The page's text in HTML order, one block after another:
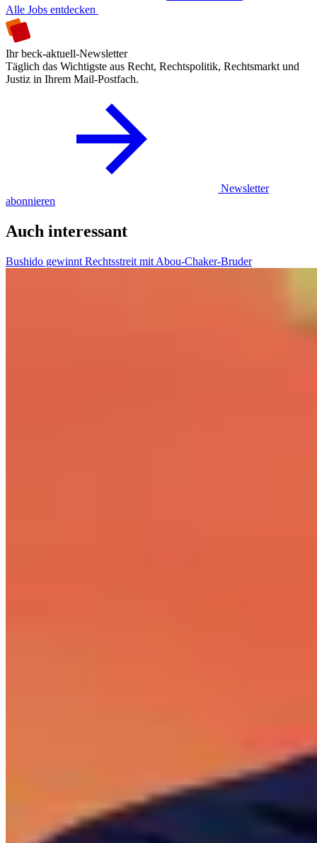
Alle Jobs entdecken
Ihr beck-aktuell-Newsletter
Täglich das Wichtigste aus Recht, Rechtspolitik, Rechtsmarkt und
Justiz in Ihrem Mail-Postfach.
Newsletter
abonnieren
Auch interessant
Bushido gewinnt Rechtsstreit mit Abou-Chaker-Bruder